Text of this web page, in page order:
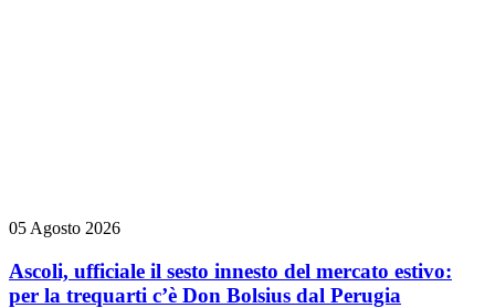
05 Agosto 2026
Ascoli, ufficiale il sesto innesto del mercato estivo:
per la trequarti c’è Don Bolsius dal Perugia